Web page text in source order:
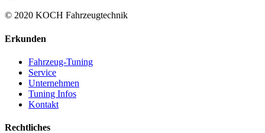
© 2020 KOCH Fahrzeugtechnik
Erkunden
Fahrzeug-Tuning
Service
Unternehmen
Tuning Infos
Kontakt
Rechtliches